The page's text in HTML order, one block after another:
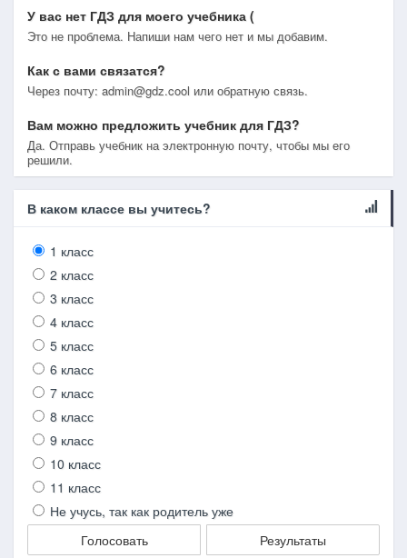
У вас нет ГДЗ для моего учебника (
Это не проблема. Напиши нам чего нет и мы добавим.
Как с вами связатся?
Через почту: admin@gdz.cool или обратную связь.
Вам можно предложить учебник для ГДЗ?
Да. Отправь учебник на электронную почту, чтобы мы его
решили.
В каком классе вы учитесь?
1 класс
2 класс
3 класс
4 класс
5 класс
6 класс
7 класс
8 класс
9 класс
10 класс
11 класс
Не учусь, так как родитель уже
Голосовать
Результаты